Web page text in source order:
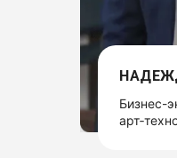
Бизнес-